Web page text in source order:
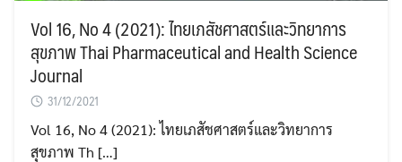
Vol 16, No 4 (2021): ไทยเภสัชศาสตร์และวิทยาการ
สุขภาพ Thai Pharmaceutical and Health Science
Journal
31/12/2021
Vol 16, No 4 (2021): ไทยเภสัชศาสตร์และวิทยาการ
สุขภาพ Th […]